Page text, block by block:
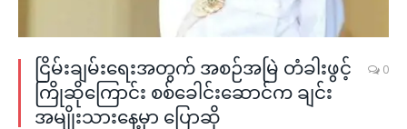
ငြိမ်းချမ်းရေးအတွက် အစဉ်အမြဲ တံခါးဖွင့်
ကြိုဆိုကြောင်း စစ်ခေါင်းဆောင်က ချင်း
အမျိုးသားနေ့မှာ ပြောဆို
0